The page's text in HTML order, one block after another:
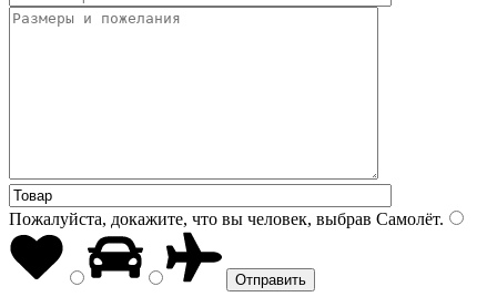
Пожалуйста, докажите, что вы человек, выбрав Самолёт.